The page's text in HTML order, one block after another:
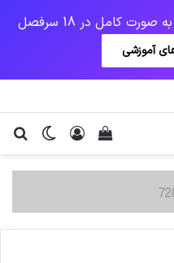
کامل در 18 سرفصل
آموزشی
تغییر ورود
دیدن سبد خرید